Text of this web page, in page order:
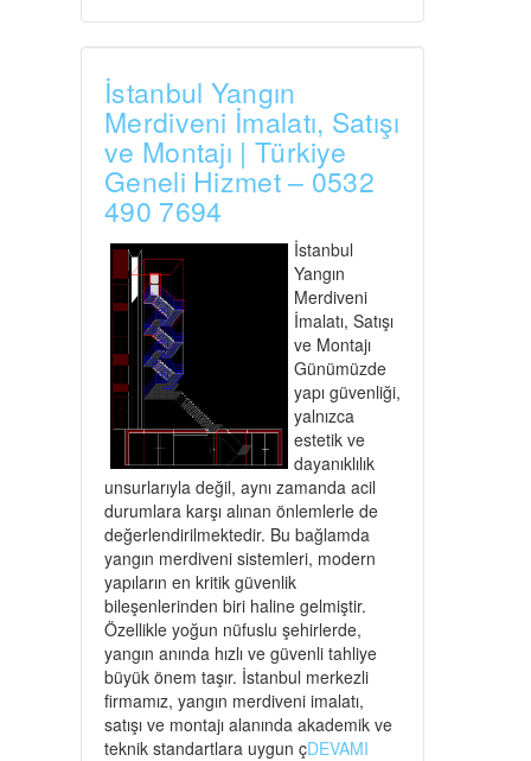
İstanbul Yangın
Merdiveni İmalatı, Satışı
ve Montajı | Türkiye
Geneli Hizmet – 0532
490 7694
İstanbul
Yangın
Merdiveni
İmalatı, Satışı
ve Montajı
Günümüzde
yapı güvenliği,
yalnızca
estetik ve
dayanıklılık
unsurlarıyla değil, aynı zamanda acil
durumlara karşı alınan önlemlerle de
değerlendirilmektedir. Bu bağlamda
yangın merdiveni sistemleri, modern
yapıların en kritik güvenlik
bileşenlerinden biri haline gelmiştir.
Özellikle yoğun nüfuslu şehirlerde,
yangın anında hızlı ve güvenli tahliye
büyük önem taşır. İstanbul merkezli
firmamız, yangın merdiveni imalatı,
satışı ve montajı alanında akademik ve
teknik standartlara uygun çDEVAMI